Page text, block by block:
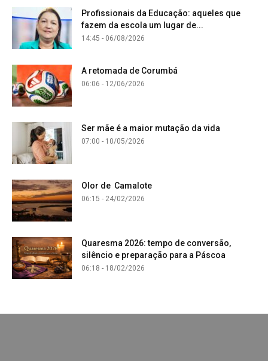
Profissionais da Educação: aqueles que
fazem da escola um lugar de...
14:45 - 06/08/2026
A retomada de Corumbá
06:06 - 12/06/2026
Ser mãe é a maior mutação da vida
07:00 - 10/05/2026
Olor de Camalote
06:15 - 24/02/2026
Quaresma 2026: tempo de conversão,
silêncio e preparação para a Páscoa
06:18 - 18/02/2026